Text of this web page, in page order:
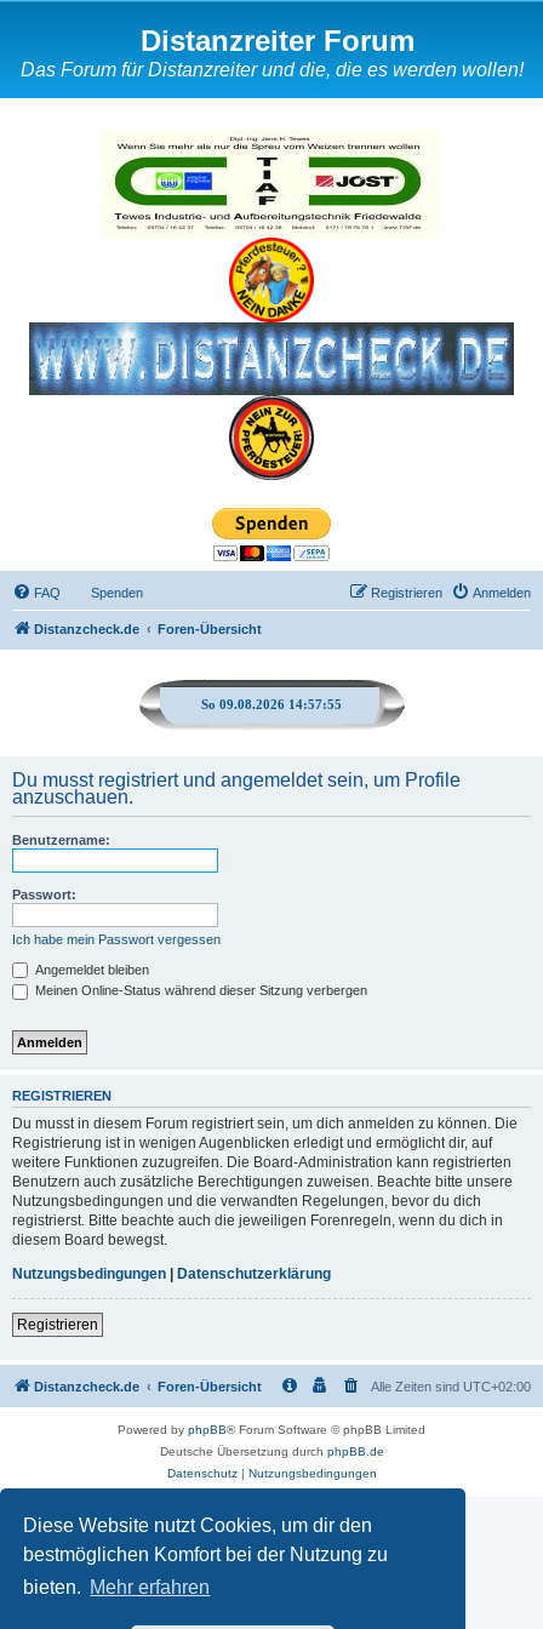
Diese Website nutzt Cookies, um dir den
bestmöglichen Komfort bei der Nutzung zu
bieten. Mehr erfahren
Distanzreiter Forum
Das Forum für Distanzreiter und die, die es werden wollen!
FAQ Spenden Anmelden
Registrieren
Distanzcheck.de Foren-Übersicht
So 09.08.2026 14:57:55
Du musst registriert und angemeldet sein, um Profile
anzuschauen.
Benutzername:
Passwort:
Ich habe mein Passwort vergessen
Angemeldet bleiben
Meinen Online-Status während dieser Sitzung verbergen
REGISTRIEREN
Du musst in diesem Forum registriert sein, um dich anmelden zu können. Die
Registrierung ist in wenigen Augenblicken erledigt und ermöglicht dir, auf
weitere Funktionen zuzugreifen. Die Board-Administration kann registrierten
Benutzern auch zusätzliche Berechtigungen zuweisen. Beachte bitte unsere
Nutzungsbedingungen und die verwandten Regelungen, bevor du dich
registrierst. Bitte beachte auch die jeweiligen Forenregeln, wenn du dich in
diesem Board bewegst.
Nutzungsbedingungen
Datenschutzerklärung
Registrieren
Distanzcheck.de Foren-Übersicht Alle Zeiten sind UTC+02:00
Powered by phpBB® Forum Software © phpBB Limited
Deutsche Übersetzung durch phpBB.de
Datenschutz| Nutzungsbedingungen